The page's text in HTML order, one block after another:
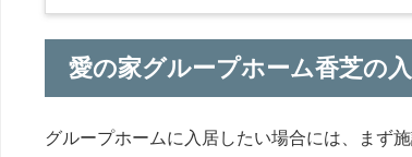
愛の家グループホーム香芝の
グループホームに入居したい場合には、まず